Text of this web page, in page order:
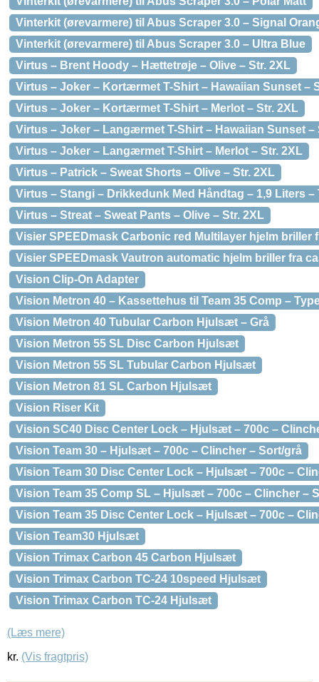
Vinterkit (ørevarmere) til Abus Scraper 3.0 – Signal
Vinterkit (ørevarmere) til Abus Scraper 3.0 – Ultra Blue
Virtus – Brent Hoody – Hættetrøje – Olive – Str. 2XL
Virtus – Joker – Kortærmet T-Shirt – Hawaiian Sunset –
Virtus – Joker – Kortærmet T-Shirt – Merlot – Str. 2XL
Virtus – Joker – Langærmet T-Shirt – Hawaiian Sunset –
Virtus – Joker – Langærmet T-Shirt – Merlot – Str. 2XL
Virtus – Patrick – Sweat Shorts – Olive – Str. 2XL
Virtus – Stangi – Drikkedunk Med Håndtag – 1,9 Liters –
Virtus – Streat – Sweat Pants – Olive – Str. 2XL
Visier SPEEDmask Carbonic red Multilayer hjelm briller
Visier SPEEDmask Vautron automatic hjelm briller fra
Vision Clip-On Adapter
Vision Metron 40 – Kassettehus til Team 35 Comp –
Vision Metron 40 Tubular Carbon Hjulsæt – Grå
Vision Metron 55 SL Disc Carbon Hjulsæt
Vision Metron 55 SL Tubular Carbon Hjulsæt
Vision Metron 81 SL Carbon Hjulsæt
Vision Riser Kit
Vision SC40 Disc Center Lock – Hjulsæt – 700c –
Vision Team 30 – Hjulsæt – 700c – Clincher – Sort/grå
Vision Team 30 Disc Center Lock – Hjulsæt – 700c –
Vision Team 35 Comp SL – Hjulsæt – 700c – Clincher –
Vision Team 35 Disc Center Lock – Hjulsæt – 700c –
Vision Team30 Hjulsæt
Vision Trimax Carbon 45 Carbon Hjulsæt
Vision Trimax Carbon TC-24 10speed Hjulsæt
Vision Trimax Carbon TC-24 Hjulsæt
(Læs mere)
kr. (Vis fragtpris)